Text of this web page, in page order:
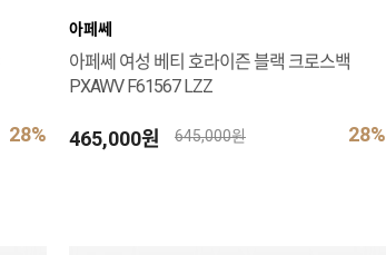
28%
아페쎄
아페쎄 여성 베티 호라이즌 블랙 크로스백
PXAWV F61567 LZZ
465,000원 28%
645,000원